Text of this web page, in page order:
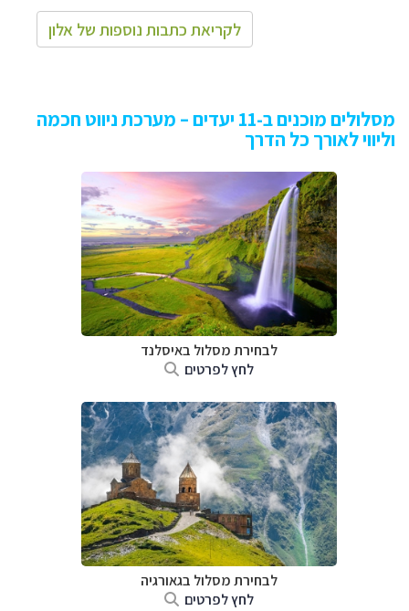
לקריאת כתבות נוספות של אלון
מסלולים מוכנים ב-11 יעדים – מערכת ניווט חכמה
וליווי לאורך כל הדרך
לבחירת מסלול באיסלנד
לחץ לפרטים
לבחירת מסלול בגאורגיה
לחץ לפרטים